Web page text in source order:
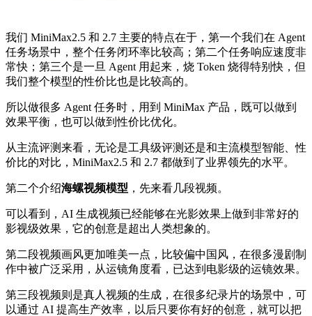
我们 MiniMax2.5 和 2.7 主要的特点在于，第一个我们在 Agent
任务场景中，整个任务闭环率比较高；第二个任务响应速度非
常快；第三个是一旦 Agent 用起来，烧 Token 烧得特别快，但
我们整个模型的性价比也是比较高的。
所以做很多 Agent 任务时，用到 MiniMax 产品，既可以做到
效果平衡，也可以做到性价比优化。
从主流评测来看，无论是工具级评测还是和主流模型智能、性
价比的对比，MiniMax2.5 和 2.7 都做到了业界领先的水平。
第二个介绍海螺视频模型 ，先来看几段视频。
可以看到，AI 生成视频已经能够在光影效果上做到非常好的
影视级效果，它的创意是超出人类想象的。
第二段视频画风更加唯美一点，比较偏中国风，在很多漫剧制
作中被广泛采用，从运镜角度看，已达到电影级的运镜效果。
第三段视频则是真人视频的生成，在很多纪录片的场景中，可
以通过 AI 提高生产效率，以后只要你有好的创意，就可以把